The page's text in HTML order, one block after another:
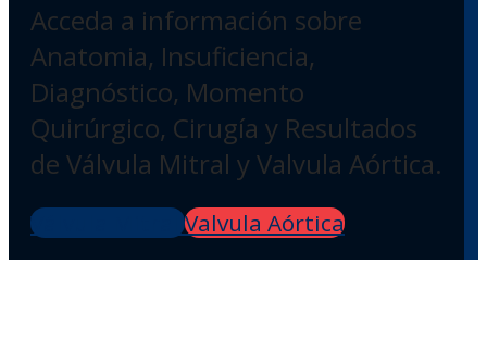
Acceda a información sobre
Anatomia, Insuficiencia,
Diagnóstico, Momento
Quirúrgico, Cirugía y Resultados
de Válvula Mitral y Valvula Aórtica.
Válvula Mitral Valvula Aórtica